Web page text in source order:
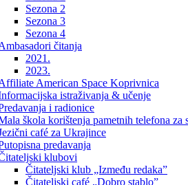
Sezona 2
Sezona 3
Sezona 4
čitanja
2021.
2023.
American Space Koprivnica
istraživanja & učenje
i radionice
škola korištenja pametnih telefona za
café za Ukrajince
predavanja
klubovi
Čitateljski klub „Između redaka”
Čitateljski café „Dobro stablo”